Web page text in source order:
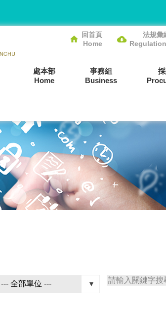
回首頁
Home
法規彙
處本部
Home
事務組
Business